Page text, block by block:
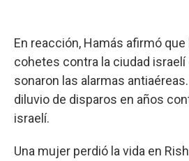
En reacción, Hamás afirmó
cohetes contra la ciudad israelí
sonaron las alarmas
diluvio de disparos en años
israelí.
Una mujer perdió la vida en